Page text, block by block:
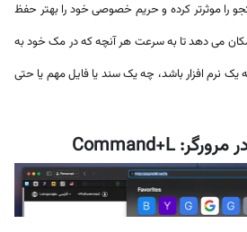
را موثرتر کرده و حریم خصوصی خود را بهتر حفظ
امکان می دهد تا به سرعت هر آنچه که در مک خود به
یک نرم افزار باشد، چه یک سند یا فایل مهم یا حتی